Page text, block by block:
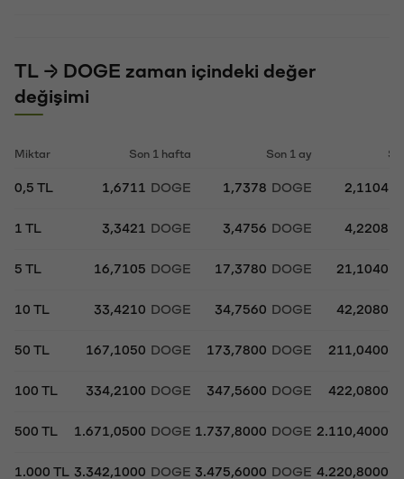
TL → DOGE zaman içindeki değer
değişimi
Miktar Son 1 hafta Son 1 ay
0,5 TL 1,6711 DOGE 1,7378 DOGE 2,1104
1 TL 3,3421 DOGE 3,4756 DOGE 4,2208
5 TL 16,7105 DOGE 17,3780 DOGE 21,1040
10 TL 33,4210 DOGE 34,7560 DOGE 42,2080
50 TL 167,1050 DOGE 173,7800 DOGE 211,0400
100 TL 334,2100 DOGE 347,5600 DOGE 422,0800
500 TL 1.671,0500 DOGE 1.737,8000 DOGE 2.110,4000
1.000 TL 3.342,1000 DOGE 3.475,6000 DOGE 4.220,8000